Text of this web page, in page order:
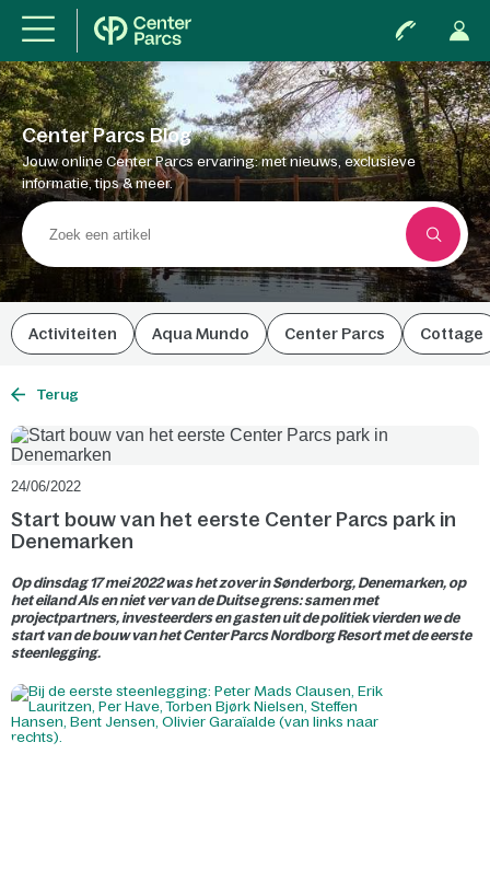
Center Parcs Blog
Jouw online Center Parcs ervaring: met nieuws, exclusieve
informatie, tips & meer.
Activiteiten Aqua Mundo Center Parcs Cottage
Terug
24/06/2022
Start bouw van het eerste Center Parcs park in
Denemarken
Op dinsdag 17 mei 2022 was het zover in Sønderborg, Denemarken, op
het eiland Als en niet ver van de Duitse grens: samen met
projectpartners, investeerders en gasten uit de politiek vierden we de
start van de bouw van het Center Parcs Nordborg Resort met de eerste
steenlegging.